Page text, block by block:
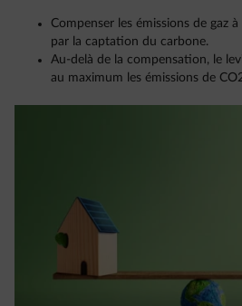
Compenser les émissions de gaz
par la captation du carbone.
Au-delà de la compensation, le
au maximum les émissions de